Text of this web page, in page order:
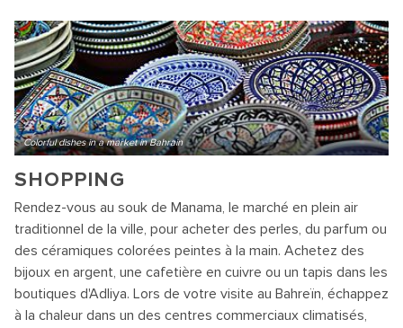
Colorful dishes in a market in Bahrain
SHOPPING
Rendez-vous au souk de Manama, le marché en plein air
traditionnel de la ville, pour acheter des perles, du parfum ou
des céramiques colorées peintes à la main. Achetez des
bijoux en argent, une cafetière en cuivre ou un tapis dans les
boutiques d'Adliya. Lors de votre visite au Bahreïn, échappez
à la chaleur dans un des centres commerciaux climatisés,